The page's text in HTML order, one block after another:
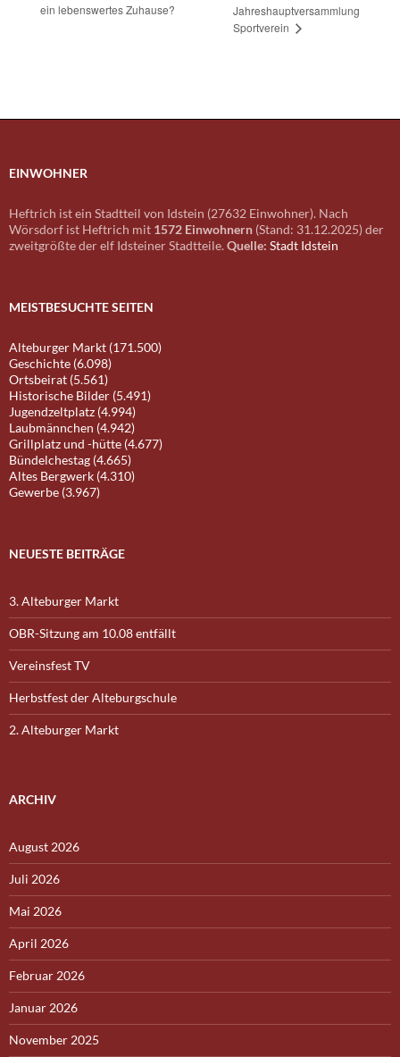
ein lebenswertes Zuhause?
Jahreshauptversammlung
Sportverein
EINWOHNER
Heftrich ist ein Stadtteil von Idstein (27632 Einwohner). Nach
Wörsdorf ist Heftrich mit 1572 Einwohnern (Stand: 31.12.2025) der
zweitgrößte der elf Idsteiner Stadtteile. Quelle: Stadt Idstein
MEISTBESUCHTE SEITEN
Alteburger Markt (171.500)
Geschichte (6.098)
Ortsbeirat (5.561)
Historische Bilder (5.491)
Jugendzeltplatz (4.994)
Laubmännchen (4.942)
Grillplatz und -hütte (4.677)
Bündelchestag (4.665)
Altes Bergwerk (4.310)
Gewerbe (3.967)
NEUESTE BEITRÄGE
3. Alteburger Markt
OBR-Sitzung am 10.08 entfällt
Vereinsfest TV
Herbstfest der Alteburgschule
2. Alteburger Markt
ARCHIV
August 2026
Juli 2026
Mai 2026
April 2026
Februar 2026
Januar 2026
November 2025